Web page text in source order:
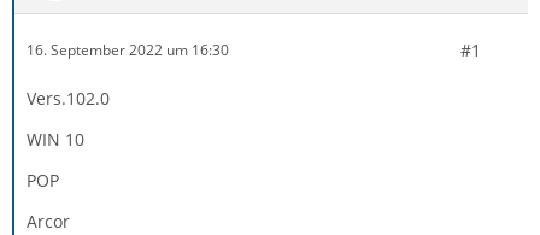
16. September 2022 um 16:30 #1
Vers.102.0
WIN 10
POP
Arcor